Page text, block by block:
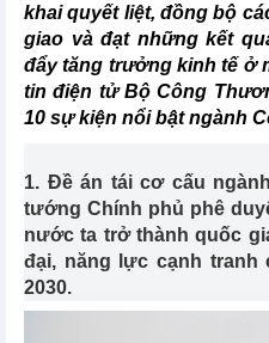
khai quyết liệt, đồng bộ
giao và đạt những kết
đẩy tăng trưởng kinh tế ở
tin điện tử Bộ Công
10 sự kiện nổi bật ngành
1. Đề án tái cơ cấu
tướng Chính phủ phê
nước ta trở thành quốc
đại, năng lực cạnh tranh
2030.